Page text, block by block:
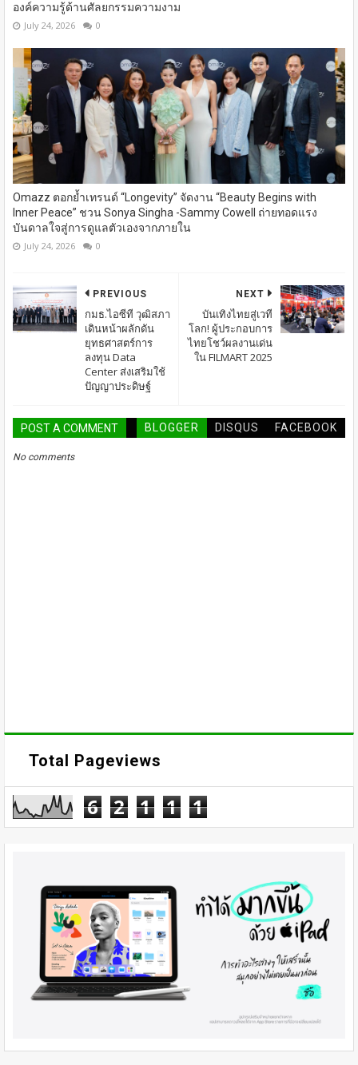
องค์ความรู้ด้านศัลยกรรมความงาม
July 24, 2026 0
Omazz ตอกย้ำเทรนด์ “Longevity” จัดงาน “Beauty Begins with
Inner Peace” ชวน Sonya Singha -​Sammy Cowell ถ่ายทอดแรง
บันดาลใจสู่การดูแลตัวเองจากภายใน
July 24, 2026 0
NEXT
บันเทิงไทยสู่เวที
โลก! ผู้ประกอบการ
ไทยโชว์ผลงานเด่น
ใน FILMART 2025
PREVIOUS
กมธ.ไอซีที วุฒิสภา
เดินหน้าผลักดัน
ยุทธศาสตร์การ
ลงทุน Data
Center ส่งเสริมใช้
ปัญญาประดิษฐ์
POST A COMMENT BLOGGER DISQUS FACEBOOK
No comments
Total Pageviews
6 2 1 1 1